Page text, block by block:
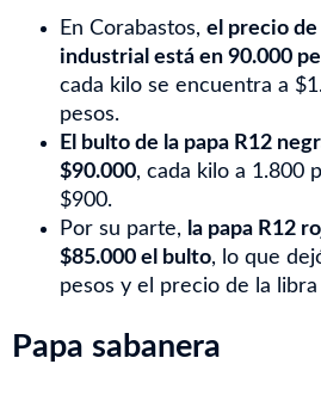
En Corabastos, el precio de
industrial está en 90.000
cada kilo se encuentra a
pesos.
El bulto de la papa R12
$90.000, cada kilo a 1.800
$900.
Por su parte, la papa R12
$85.000 el bulto, lo que
pesos y el precio de la
Papa sabanera